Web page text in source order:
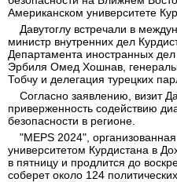
Американском университете
Давутоглу встречали в
министр внутренних дел
Департамента иностранных
Эрбиля Омед Хошнав,
Тобчу и делегация турецких
Согласно заявлению, визит
приверженность содействию
безопасности в регионе.
"MEPS 2024",
университетом Курдистана в
в пятницу и продлится до
соберет около 124